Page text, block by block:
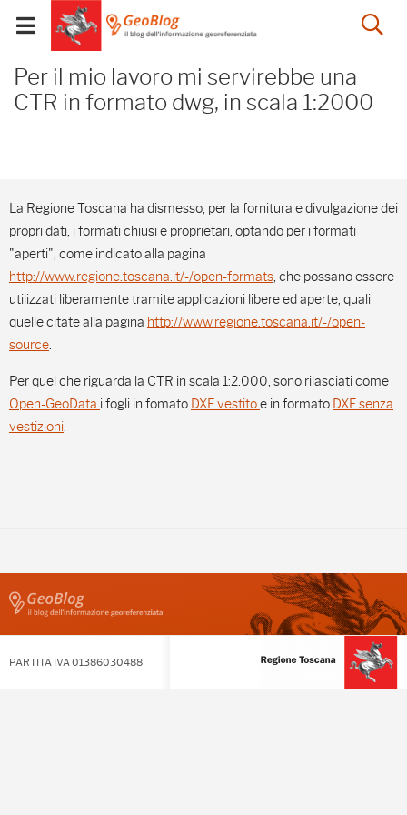
Skip to Main Content
Visualizza/chiudi
menu
mobile
Per il mio lavoro mi
Per il mio lavoro mi servirebbe una
CTR in formato dwg, in scala 1:2000
La Regione Toscana ha dismesso, per la fornitura e divulgazione dei
propri dati, i formati chiusi e proprietari, optando per i formati
"aperti", come indicato alla pagina
http://www.regione.toscana.it/-/open-formats, che possano essere
utilizzati liberamente tramite applicazioni libere ed aperte, quali
quelle citate alla pagina http://www.regione.toscana.it/-/open-
source.
Per quel che riguarda la CTR in scala 1:2.000, sono rilasciati come
Open-GeoData i fogli in fomato DXF vestitoe in formato DXF senza
vestizioni.
PARTITA IVA 01386030488